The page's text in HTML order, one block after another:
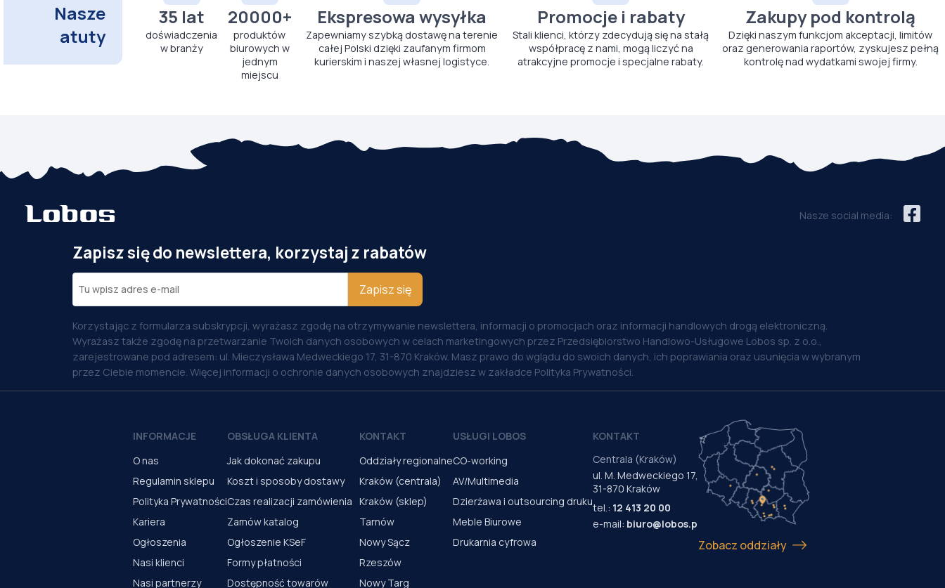
Nasze
atuty
35 lat
doświadczenia
w branży
20000+
produktów
biurowych w
jednym
miejscu
Ekspresowa wysyłka
Zapewniamy szybką dostawę na terenie
całej Polski dzięki zaufanym firmom
kurierskim i naszej własnej logistyce.
Promocje i rabaty
Stali klienci, którzy zdecydują się na stałą
współpracę z nami, mogą liczyć na
atrakcyjne promocje i specjalne rabaty.
Zakupy pod kontrolą
Dzięki naszym funkcjom akceptacji, limitów
oraz generowania raportów, zyskujesz pełną
kontrolę nad wydatkami swojej firmy.
Nasze social media:
Zapisz się do newslettera, korzystaj z rabatów
Zapisz się
Korzystając z formularza subskrypcji, wyrażasz zgodę na otrzymywanie newslettera, informacji o promocjach oraz informacji handlowych drogą elektroniczną.
Wyrażasz także zgodę na przetwarzanie Twoich danych osobowych w celach marketingowych przez Przedsiębiorstwo Handlowo-Usługowe Lobos sp. z o.o.,
zarejestrowane pod adresem: ul. Mieczysława Medweckiego 17, 31-870 Kraków. Masz prawo do wglądu do swoich danych, ich poprawiania oraz usunięcia w wybranym
przez Ciebie momencie. Więcej informacji o ochronie danych osobowych znajdziesz w zakładce Polityka Prywatności.
INFORMACJE
O nas
Regulamin sklepu
Polityka Prywatności
Kariera
Ogłoszenia
Nasi klienci
Nasi partnerzy
OBSŁUGA KLIENTA
Jak dokonać zakupu
Koszt i sposoby dostawy
Czas realizacji zamówienia
Zamów katalog
Ogłoszenie KSeF
Formy płatności
Dostępność towarów
KONTAKT
Oddziały regionalne
Kraków (centrala)
Kraków (sklep)
Tarnów
Nowy Sącz
Rzeszów
Nowy Targ
USŁUGI LOBOS
CO-working
AV/Multimedia
Dzierżawa i outsourcing druku
Meble Biurowe
Drukarnia cyfrowa
KONTAKT
Centrala (Kraków)
ul. M. Medweckiego 17,
31-870 Kraków
tel.: 12 413 20 00
e-mail: biuro@lobos.pl
Zobacz oddziały